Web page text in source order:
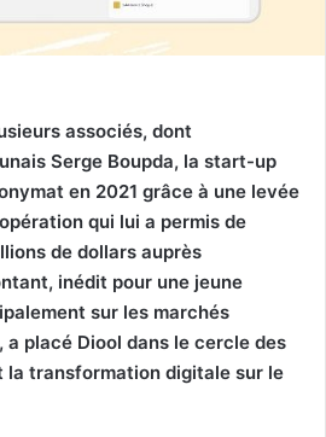
associés, dont
Serge Boupda, la start-up
en 2021 grâce à une levée
qui lui a permis de
de dollars auprès
inédit pour une jeune
sur les marchés
a placé Diool dans le cercle des
transformation digitale sur le